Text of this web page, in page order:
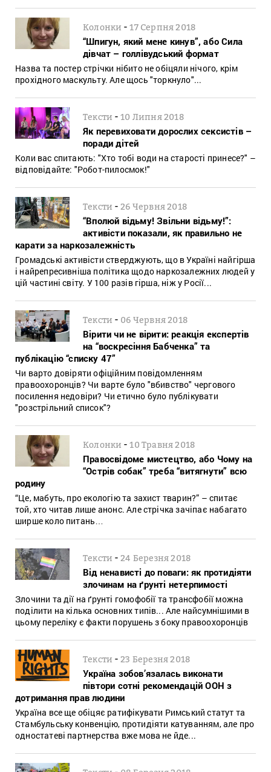
Колонки -17 Серпня 2018
“Шпигун, який мене кинув”, або Сила
дівчат – голлівудський формат
Назва та постер стрічки нібито не обіцяли нічого, крім
прохідного маскульту. Але щось "торкнуло"...
Тексти -10 Липня 2018
Як перевиховати дорослих сексистів –
поради дітей
Коли вас спитають: "Хто тобі води на старості принесе?" –
відповідайте: "Робот-пилосмок!"
Тексти -26 Червня 2018
“Вполюй відьму! Звільни відьму!”:
активісти показали, як правильно не
карати за наркозалежність
Громадські активісти стверджують, що в Україні найгірша
і найрепресивніша політика щодо наркозалежних людей у
цій частині світу. У 100 разів гірша, ніж у Росії...
Тексти - 06 Червня 2018
Вірити чи не вірити: реакція експертів
на “воскресіння Бабченка” та
публікацію “списку 47”
Чи варто довіряти офіційним повідомленням
правоохоронців? Чи варте було "вбивство" чергового
посилення недовіри? Чи етично було публікувати
"розстрільний список"?
Колонки -10 Травня 2018
Правосвідоме мистецтво, або Чому на
“Острів собак” треба “витягнути” всю
родину
“Це, мабуть, про екологію та захист тварин?” – спитає
той, хто читав лише анонс. Але стрічка зачіпає набагато
ширше коло питань…
Тексти -24 Березня 2018
Від ненависті до поваги: як протидіяти
злочинам на ґрунті нетерпимості
Злочини та дії на ґрунті гомофобії та трансфобії можна
поділити на кілька основних типів... Але найсумнішими в
цьому переліку є факти порушень з боку правоохоронців
Тексти -23 Березня 2018
Україна зобов’язалась виконати
півтори сотні рекомендацій ООН з
дотримання прав людини
Україна все ще обіцяє ратифікувати Римський статут та
Стамбульську конвенцію, протидіяти катуванням, але про
одностатеві партнерства вже мова не йде...